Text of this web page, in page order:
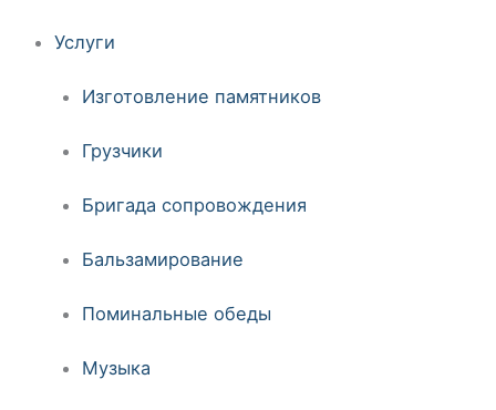
Услуги
Изготовление памятников
Грузчики
Бригада сопровождения
Бальзамирование
Поминальные обеды
Музыка